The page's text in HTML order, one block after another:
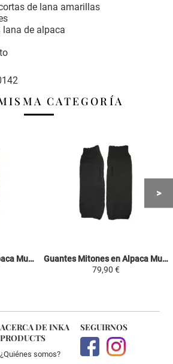
de lana amarillas
lana de alpaca
CATEGORÍA
Guantes Mitones en Alpaca Mujer - Gris Oscuro - Tejido a la Mano en Perú
Guantes Mitones en Alpaca Mujer - Negro - Tejido a la Mano en Perú
79,90 €
ACERCA DE INKA
PRODUCTS
¿Quiénes somos?
SEGUIRNOS